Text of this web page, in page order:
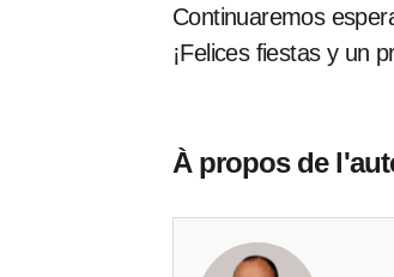
Continuaremos
¡Felices fiestas y un
À propos de